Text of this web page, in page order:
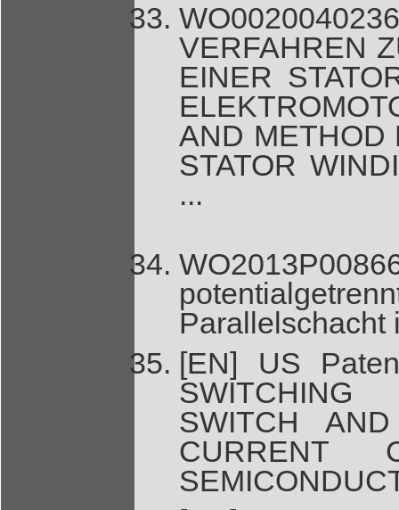
VERFAHREN
EINER
AND METHOD
STATOR
...
Parallelschacht
[EN] US
SWITCHING
SWITCH
CURRENT